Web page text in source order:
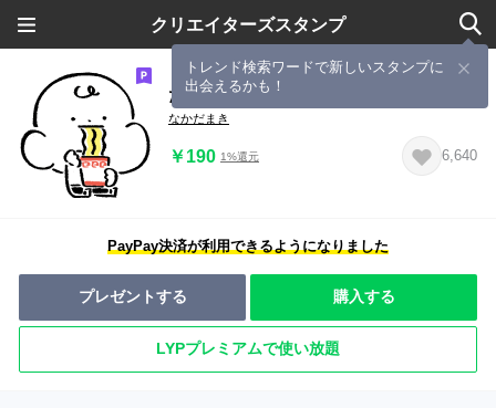
クリエイターズスタンプ
トレンド検索ワードで新しいスタンプに
出会えるかも！
だびくん。(食べるだじゃれ2)
なかだまき
￥190 1%還元 6,640
PayPay決済が利用できるようになりました
プレゼントする 購入する
LYPプレミアムで使い放題